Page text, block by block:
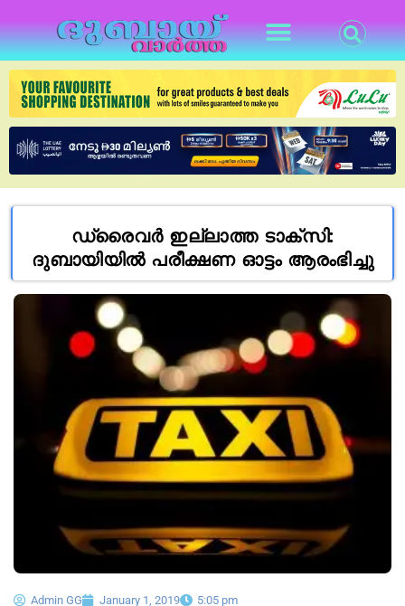
ഡ്രൈവർ ഇല്ലാത്ത ടാക്സി:
ദുബായിയിൽ പരീക്ഷണ ഓട്ടം ആരംഭിച്ചു
Admin GG January 1, 2019
5:05 pm